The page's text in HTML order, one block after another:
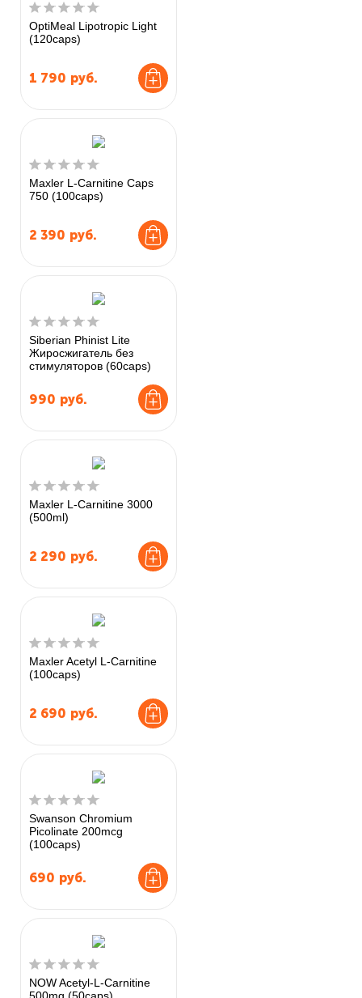
OptiMeal Lipotropic Light
(120caps)
1 790 руб.
Maxler L-Carnitine Caps
750 (100caps)
2 390 руб.
Siberian Phinist Lite
Жиросжигатель без
стимуляторов (60caps)
990 руб.
Maxler L-Carnitine 3000
(500ml)
2 290 руб.
Maxler Acetyl L-Carnitine
(100caps)
2 690 руб.
Swanson Chromium
Picolinate 200mcg
(100caps)
690 руб.
NOW Acetyl-L-Carnitine